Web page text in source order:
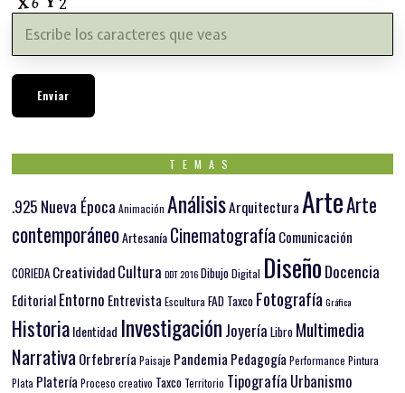
TEMAS
.925 Nueva Época Animación AnálisisArquitecturaArteArte
contemporáneoArtesaníaCinematografía Comunicación
CORIEDA CreatividadCultura DDT 2016 DibujoDigital DiseñoDocencia
EditorialEntorno Entrevista EsculturaFAD Taxco Fotografía Gráfica
HistoriaIdentidad Investigación Joyería Libro Multimedia
Narrativa Orfebrería Paisaje Pandemia Pedagogía Performance Pintura
Plata Platería Proceso creativo Taxco Territorio Tipografía Urbanismo